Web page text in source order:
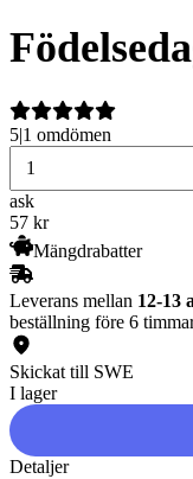
5|1 omdömen
ask
57 kr
Mängdrabatter
Leverans mellan 12-13
beställning före 6
Skickat till SWE
I lager
Detaljer